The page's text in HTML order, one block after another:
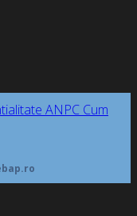
ANPC Cum